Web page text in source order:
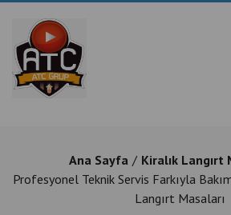
Ana Sayfa
Kiralık Langırt
Profesyonel Teknik Servis Farkıyla
Langırt Masaları